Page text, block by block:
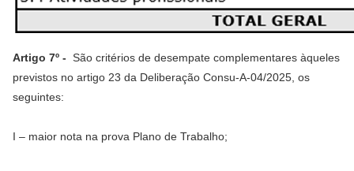
Artigo 7º - São critérios de desempate complementares àqueles
previstos no artigo 23 da Deliberação Consu-A-04/2025, os
seguintes:
I – maior nota na prova Plano de Trabalho;